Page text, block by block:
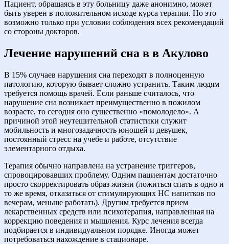
Пациент, обращаясь в эту больницу даже анонимно, может
быть уверен в положительном исходе курса терапии. Но это
возможно только при условии соблюдения всех рекомендаций
со стороны докторов.
Лечение нарушений сна в в Акулово
В 15% случаев нарушения сна переходят в полноценную
патологию, которую бывает сложно устранить. Таким людям
требуется помощь врачей. Если раньше считалось, что
нарушение сна возникает преимущественно в пожилом
возрасте, то сегодня оно существенно «помолодело». А
причиной этой неутешительной статистики служит
мобильность и многозадачность юношей и девушек,
постоянный стресс на учебе и работе, отсутствие
элементарного отдыха.
Терапия обычно направлена на устранение триггеров,
спровоцировавших проблему. Одним пациентам достаточно
просто скорректировать образ жизни (ложиться спать в одно и
то же время, отказаться от стимулирующих НС напитков по
вечерам, меньше работать). Другим требуется прием
лекарственных средств или психотерапия, направленная на
коррекцию поведения и мышления. Курс лечения всегда
подбирается в индивидуальном порядке. Иногда может
потребоваться нахождение в стационаре.